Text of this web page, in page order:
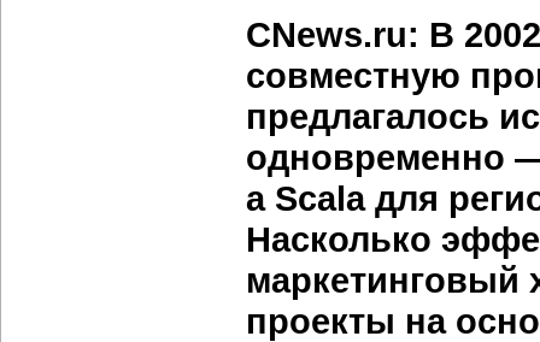
CNews.ru: В
совместную
предлагалось
одновременно
а Scala для
Насколько
маркетинговый
проекты на